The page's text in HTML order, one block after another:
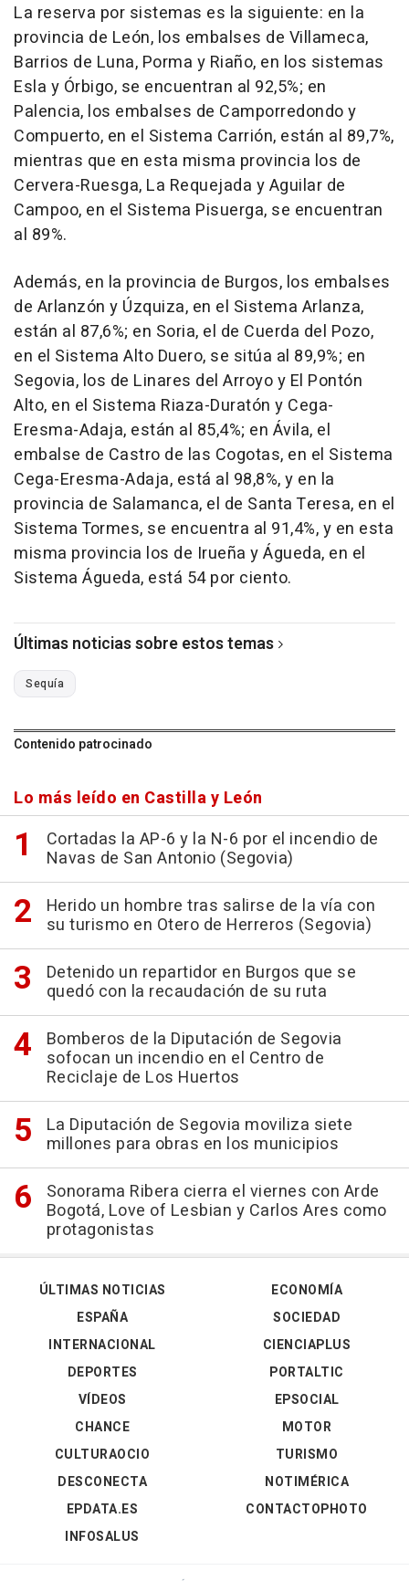
La reserva por sistemas es la siguiente: en la
provincia de León, los embalses de Villameca,
Barrios de Luna, Porma y Riaño, en los sistemas
Esla y Órbigo, se encuentran al 92,5%; en
Palencia, los embalses de Camporredondo y
Compuerto, en el Sistema Carrión, están al 89,7%,
mientras que en esta misma provincia los de
Cervera-Ruesga, La Requejada y Aguilar de
Campoo, en el Sistema Pisuerga, se encuentran
al 89%.
Además, en la provincia de Burgos, los embalses
de Arlanzón y Úzquiza, en el Sistema Arlanza,
están al 87,6%; en Soria, el de Cuerda del Pozo,
en el Sistema Alto Duero, se sitúa al 89,9%; en
Segovia, los de Linares del Arroyo y El Pontón
Alto, en el Sistema Riaza-Duratón y Cega-
Eresma-Adaja, están al 85,4%; en Ávila, el
embalse de Castro de las Cogotas, en el Sistema
Cega-Eresma-Adaja, está al 98,8%, y en la
provincia de Salamanca, el de Santa Teresa, en el
Sistema Tormes, se encuentra al 91,4%, y en esta
misma provincia los de Irueña y Águeda, en el
Sistema Águeda, está 54 por ciento.
Últimas noticias sobre estos temas
Sequía
Contenido patrocinado
Lo más leído en Castilla y León
Cortadas la AP-6 y la N-6 por el incendio de
Navas de San Antonio (Segovia)
Herido un hombre tras salirse de la vía con
su turismo en Otero de Herreros (Segovia)
Detenido un repartidor en Burgos que se
quedó con la recaudación de su ruta
Bomberos de la Diputación de Segovia
sofocan un incendio en el Centro de
Reciclaje de Los Huertos
La Diputación de Segovia moviliza siete
millones para obras en los municipios
Sonorama Ribera cierra el viernes con Arde
Bogotá, Love of Lesbian y Carlos Ares como
protagonistas
ÚLTIMAS NOTICIAS
ESPAÑA
INTERNACIONAL
DEPORTES
VÍDEOS
ECONOMÍA
SOCIEDAD
CIENCIAPLUS
PORTALTIC
EPSOCIAL
CHANCE
CULTURAOCIO
DESCONECTA
EPDATA.ES
INFOSALUS
MOTOR
TURISMO
NOTIMÉRICA
CONTACTOPHOTO